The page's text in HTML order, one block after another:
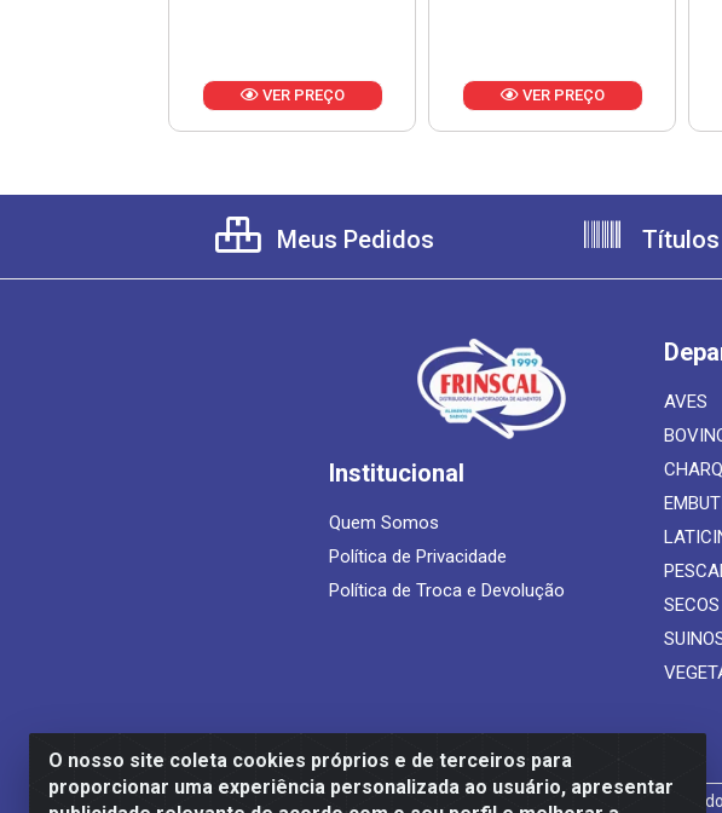
VER PREÇO VER PREÇO
O nosso site coleta cookies próprios e de terceiros para
proporcionar uma experiência personalizada ao usuário, apresentar
Meus Pedidos Títulos
Institucional
Quem Somos
Política de Privacidade
Política de Troca e Devolução
AVES
SECOS
Frinscal - Distribuidora e Importadora de Alimentos LTDA -